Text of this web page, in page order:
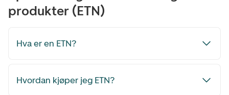
produkter (ETN)
Hva er en ETN?
Hvordan kjøper jeg ETN?